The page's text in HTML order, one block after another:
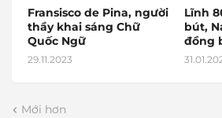
Fransisco de Pina, người
thầy khai sáng Chữ
Quốc Ngữ
29.11.2023
Lĩnh
bút,
đồng
Mới hơn